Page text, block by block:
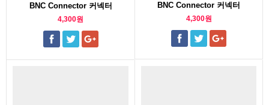
BNC Connector 커넥터
4,300원
BNC Connector 커넥터
4,300원